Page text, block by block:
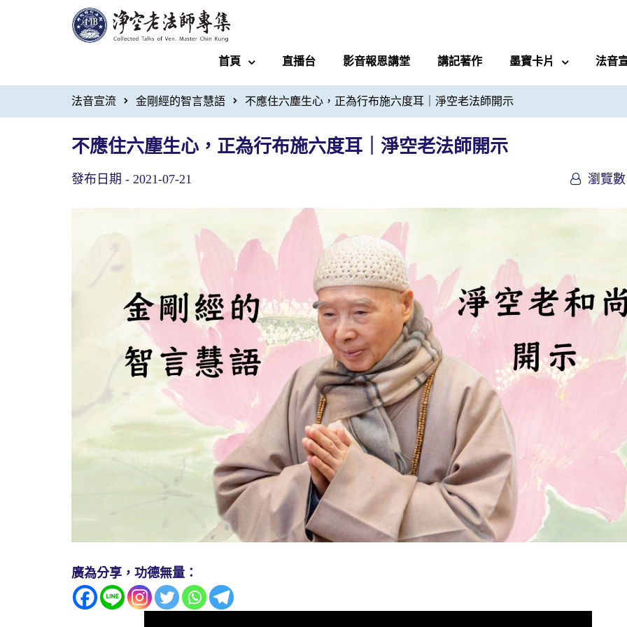
首頁 直播台 影音報恩講堂 講記著作 墨寶卡片 法音
法音宣流 金剛經的智言慧語 不應住六塵生心，正為行布施六度耳｜淨空老法師開示
不應住六塵生心，正為行布施六度耳｜淨空老法師開示
發布日期 - 2021-07-21 瀏覽數
廣為分享，功德無量：